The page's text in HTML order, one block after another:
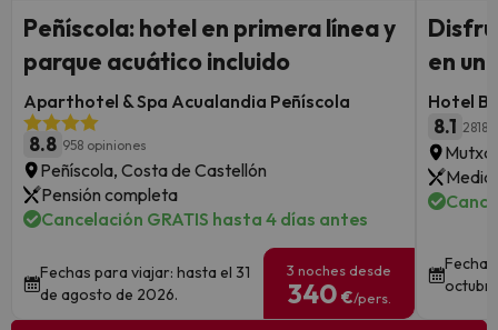
Peñíscola: hotel en primera línea y
parque acuático incluido
Aparthotel & Spa Acualandia Peñíscola
8.8 958 opiniones
Peñíscola, Costa de Castellón
Pensión completa
Cancelación GRATIS hasta 4 días antes
Fechas para viajar: hasta el 31
de agosto de 2026.
3 noches desde
340 €/pers.
en un
Hotel
8.1 2818
Media